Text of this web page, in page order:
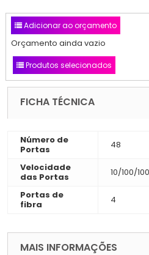
Adicionar ao orçamento
Orçamento ainda vazio
Produtos selecionados
FICHA TÉCNICA
Número de
Portas
48
Velocidade
das Portas
10/100/
Portas de
fibra
4
MAIS INFORMAÇÕES